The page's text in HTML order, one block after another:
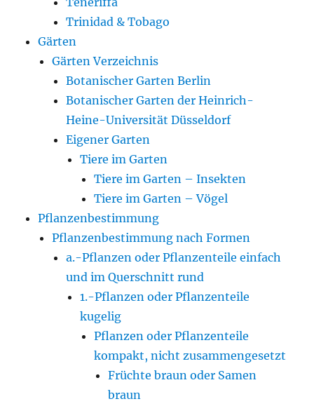
Trinidad & Tobago
Gärten
Gärten Verzeichnis
Botanischer Garten Berlin
Botanischer Garten der Heinrich-
Heine-Universität Düsseldorf
Eigener Garten
Tiere im Garten
Tiere im Garten – Insekten
Tiere im Garten – Vögel
Pflanzenbestimmung
Pflanzenbestimmung nach Formen
a.-Pflanzen oder Pflanzenteile einfach
und im Querschnitt rund
1.-Pflanzen oder Pflanzenteile
kugelig
Pflanzen oder Pflanzenteile
kompakt, nicht zusammengesetzt
Früchte braun oder Samen
braun